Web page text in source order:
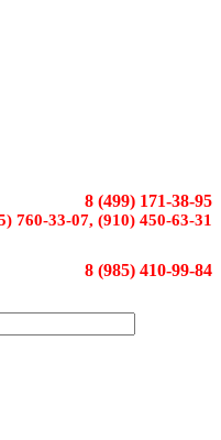
8 (499) 171-38-95
760-33-07, (910) 450-63-31
8 (985) 410-99-84